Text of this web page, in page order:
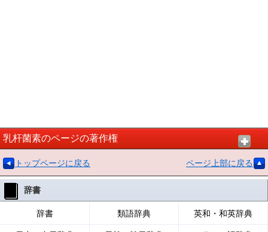
乳杆菌素のページの著作権
トップページに戻る ページ上部に戻る
辞書
辞書 類語辞典 英和・和英辞典